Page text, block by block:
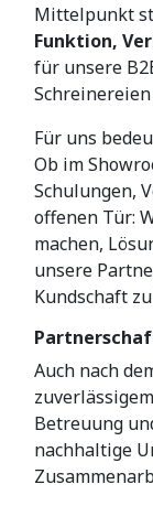
Mittelpunkt
Funktion,
für unsere
Für uns
Ob im
Schulungen,
offenen Tür:
machen,
unsere
Kundschaft
Auch nach
Betreuung
nachhaltige